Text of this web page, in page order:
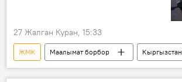
27 Жалган Куран, 15:33
ЖМК Маалымат борбор
Кыргызстан
фотограф
Сүрөт
тажрыйба